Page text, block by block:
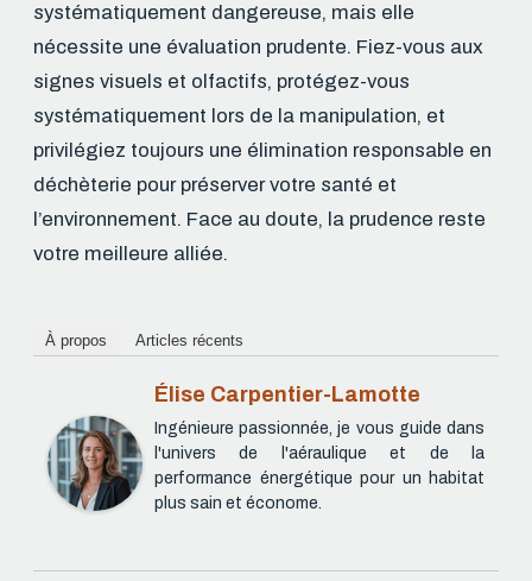
systématiquement dangereuse, mais elle
nécessite une évaluation prudente. Fiez-vous aux
signes visuels et olfactifs, protégez-vous
systématiquement lors de la manipulation, et
privilégiez toujours une élimination responsable en
déchèterie pour préserver votre santé et
l’environnement. Face au doute, la prudence reste
votre meilleure alliée.
À propos Articles récents
Élise Carpentier-Lamotte
Ingénieure passionnée, je vous guide dans
l'univers de l'aéraulique et de la
performance énergétique pour un habitat
plus sain et économe.